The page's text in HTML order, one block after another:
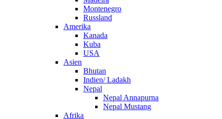
Montenegro
Russland
Amerika
Kanada
Kuba
USA
Asien
Bhutan
Indien/ Ladakh
Nepal
Nepal Annapurna
Nepal Mustang
Afrika